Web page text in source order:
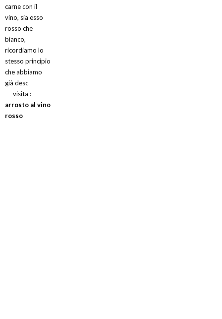
carne con il
vino, sia esso
rosso che
bianco,
ricordiamo lo
stesso principio
che abbiamo
già desc
visita :
arrosto al vino
rosso